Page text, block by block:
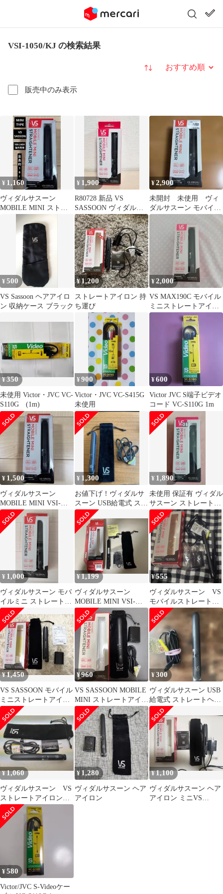
VSI-1050/KJ の検索結果
販売中のみ表示
並び替え
¥ 1,160
ヴィダルサスーン
MOBILE MINI ストレ
ートヘア アイロン
モバイルミニ
¥ 1,900
R80728 新品 VS
SASSOON ヴィダルサ
スーン モバイルミニス
トレートアイロン VSI-
1050/KJ
¥2,900
未開封 未使用 ヴィ
ダルサスーン モバイル
ミニ ストレートヘアア
¥500
VS Sassoon ヘアアイロ
ン 収納ケース ブラック
¥1,200
ストレートアイロン 持
ち運び
¥2,000
VS MAX190C モバイル
ミニストレートアイロ
ン
¥350
未使用 Victor・JVC VC-
S110G (1m)
¥900
Victor・JVC VC-S415G
未使用
¥600
Victor JVC S端子ビデオ
コード VC-S110G 1m
¥ 1,500
ヴィダルサスーン
MOBILE MINI VSI-
1050/KJ
¥ 1,300
お値下げ！ヴィダルサ
スーン USB給電式 スト
レートヘアアイロン
ブラック
¥ 1,890
未使用 保証有 ヴィダル
サスーン ストレートア
イロン VSI-1050/KJ
¥ 1,000
ヴィダルサスーン モバ
イルミニ ストレートヘ
アアイロン
¥1,199
ヴィダルサスーン
MOBILE MINI VSI-
1050/KJ
¥555
ヴィダルサスーン VS
モバイルストレートア
イロン VSI-1050/KJ
¥1,450
VS SASSOON モバイル
ミニストレートアイロ
ン VSI-1050/KJ
¥960
VS SASSOON MOBILE
MINI ストレートアイロ
ン
¥300
ヴィダルサスーン USB
給電式 ストレートヘア
アイロン ブラック
¥1,060
ヴィダルサスーン VS
ストレートアイロン
VSI-1050/KJ
¥1,280
ヴィダルサスーン ヘア
アイロン
¥1,100
ヴィダルサスーン ヘア
アイロン ミニVS
¥580
Victor/JVC S-Videoケー